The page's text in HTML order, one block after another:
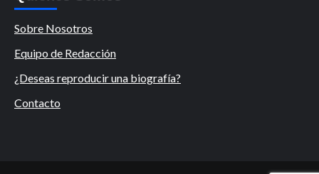
Sobre Nosotros
Equipo de Redacción
¿Deseas reproducir una biografía?
Contacto